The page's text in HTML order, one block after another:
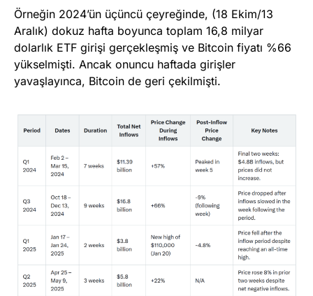
Örneğin 2024’ün üçüncü çeyreğinde, (18 Ekim/13
Aralık) dokuz hafta boyunca toplam 16,8 milyar
dolarlık ETF girişi gerçekleşmiş ve Bitcoin fiyatı %66
yükselmişti. Ancak onuncu haftada girişler
yavaşlayınca, Bitcoin de geri çekilmişti.